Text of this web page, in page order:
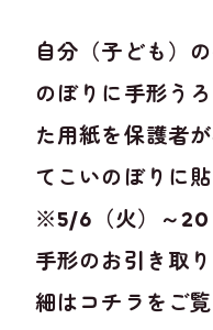
自分（子ども）
のぼりに手形う
た用紙を保護者
てこいのぼりに
※5/6（火）～20
手形のお引き取
細はコチラをご